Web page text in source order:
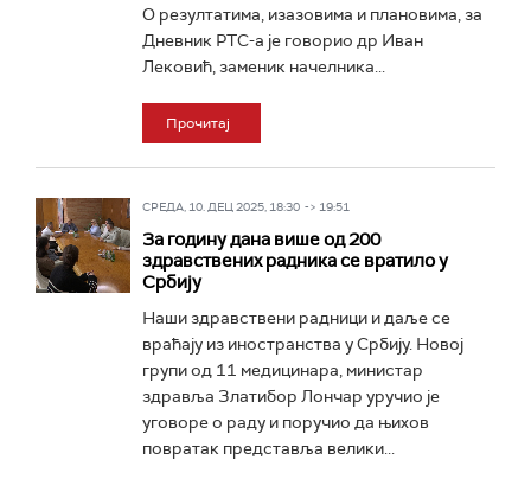
О резултатима, изазовима и плановима, за
Дневник РТС-а је говорио др Иван
Лековић, заменик начелника...
Прочитај
СРЕДА, 10. ДЕЦ 2025, 18:30 -> 19:51
За годину дана више од 200
здравствених радника се вратило у
Србију
Наши здравствени радници и даље се
враћају из иностранства у Србију. Новој
групи од 11 медицинара, министар
здравља Златибор Лончар уручио је
уговоре о раду и поручио да њихов
повратак представља велики...